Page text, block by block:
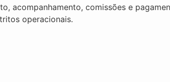
acompanhamento, comissões e
operacionais.